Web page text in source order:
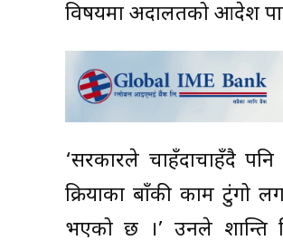
विषयमा अदालतको आदेश
‘सरकारले चाहँदाचाहँदै
प्रक्रियाका बाँकी काम
भएको छ ।’ उनले शान्ति